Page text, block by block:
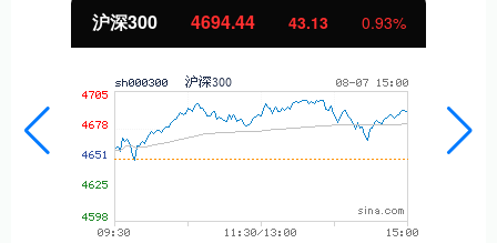
沪深300 4694.44 43.13 0.93%